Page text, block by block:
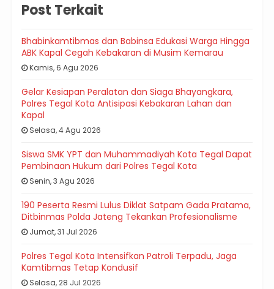
Post Terkait
Bhabinkamtibmas dan Babinsa Edukasi Warga Hingga
ABK Kapal Cegah Kebakaran di Musim Kemarau
Kamis, 6 Agu 2026
Gelar Kesiapan Peralatan dan Siaga Bhayangkara,
Polres Tegal Kota Antisipasi Kebakaran Lahan dan
Kapal
Selasa, 4 Agu 2026
Siswa SMK YPT dan Muhammadiyah Kota Tegal Dapat
Pembinaan Hukum dari Polres Tegal Kota
Senin, 3 Agu 2026
190 Peserta Resmi Lulus Diklat Satpam Gada Pratama,
Ditbinmas Polda Jateng Tekankan Profesionalisme
Jumat, 31 Jul 2026
Polres Tegal Kota Intensifkan Patroli Terpadu, Jaga
Kamtibmas Tetap Kondusif
Selasa, 28 Jul 2026